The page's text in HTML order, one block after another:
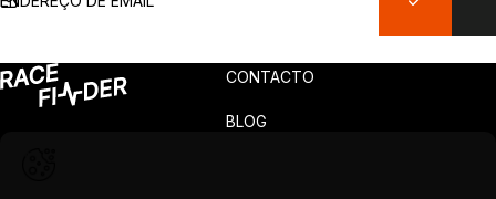
CONTACTO
BLOG